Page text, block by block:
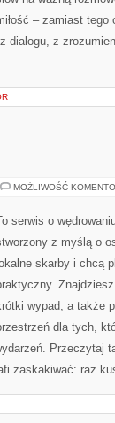
– zamiast tego
dialogu, z
MOŻLIWOŚĆ
serwis o
z myślą o
skarby i chcą
wypad, a także
dla tych,
Przeczytaj
zaskakiwać: raz